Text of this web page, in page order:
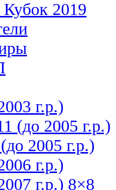
2019
г.р.)
(до 2005 г.р.)
2005 г.р.)
г.р.)
г.р.) 8×8